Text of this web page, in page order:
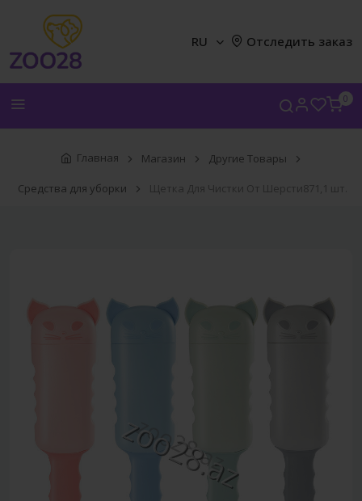
0
RU Отследить заказ
Главная Магазин Другие Товары
Средства для уборки Щетка Для Чистки От Шерсти871,1 шт.